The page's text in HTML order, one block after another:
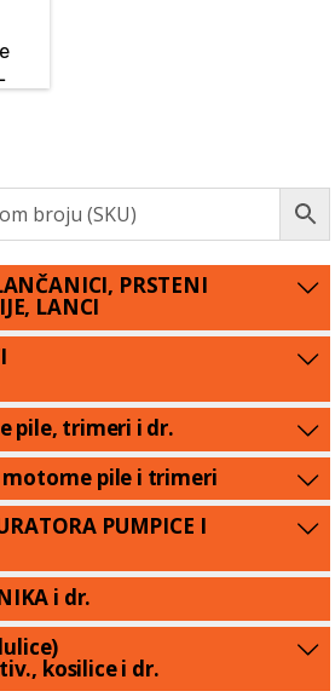
PRSTENI
LANCI
pile, trimeri i dr.
motorne pile i trimeri
PUMPICE I
i dr.
kosilice i dr.